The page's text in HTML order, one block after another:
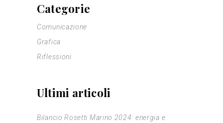
Categorie
Comunicazione
Grafica
Riflessioni
Ultimi articoli
Bilancio Rosetti Marino 2024: energia e